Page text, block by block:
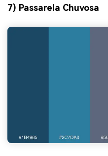
7) Passarela Chuvosa